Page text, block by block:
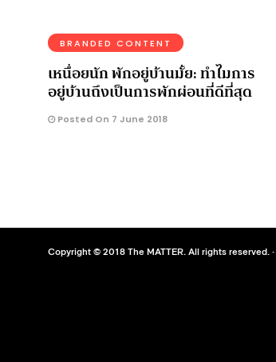
BRANDED CONTENT
เหนื่อยนัก พักอยู่บ้านมั้ย: ทำไมการ
อยู่บ้านถึงเป็นการพักผ่อนที่ดีที่สุด
Posted On 7 June 2018
Copyright © 2018 The MATTER. All rights reserved. ·